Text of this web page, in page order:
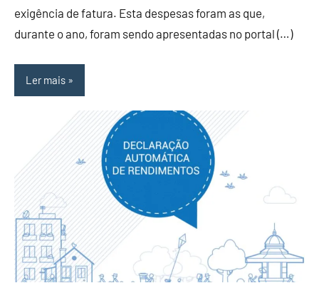
exigência de fatura. Esta despesas foram as que,
durante o ano, foram sendo apresentadas no portal (…)
Ler mais